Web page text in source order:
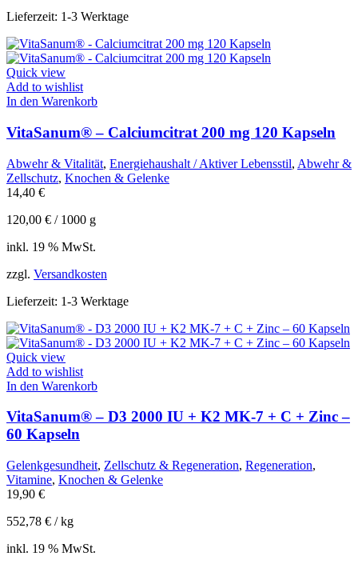
Lieferzeit: 1-3 Werktage
Quick view
Add to wishlist
In den Warenkorb
VitaSanum® – Calciumcitrat 200 mg 120 Kapseln
Abwehr & Vitalität, Energiehaushalt / Aktiver Lebensstil, Abwehr &
Zellschutz, Knochen & Gelenke
14,40 €
120,00 € / 1000 g
inkl. 19 % MwSt.
zzgl. Versandkosten
Lieferzeit: 1-3 Werktage
Quick view
Add to wishlist
In den Warenkorb
VitaSanum® – D3 2000 IU + K2 MK-7 + C + Zinc –
60 Kapseln
Gelenkgesundheit, Zellschutz & Regeneration, Regeneration,
Vitamine, Knochen & Gelenke
19,90 €
552,78 € /kg
inkl. 19 % MwSt.